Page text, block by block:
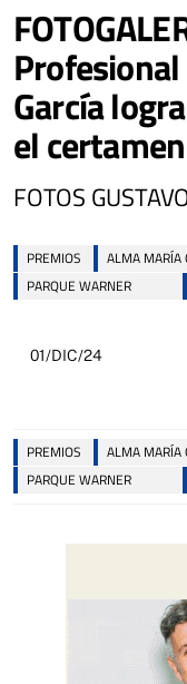
García
el
FOTOS
PREMIOS ALMA MARÍA
PARQUE WARNER
01/DIC/24
PREMIOS ALMA MARÍA
PARQUE WARNER